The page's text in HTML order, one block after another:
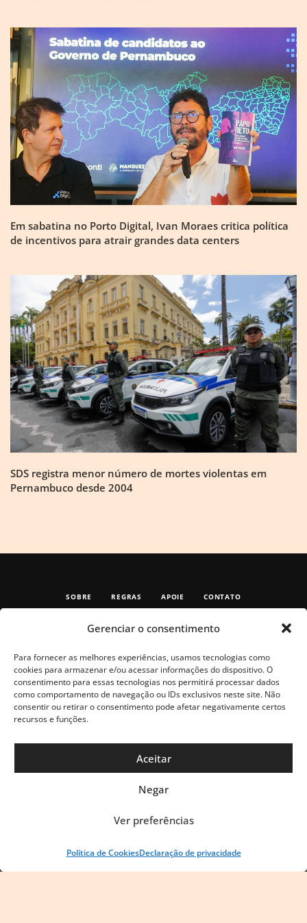
Gerenciar o consentimento
Para fornecer as melhores experiências, usamos tecnologias como
cookies para armazenar e/ou acessar informações do dispositivo. O
consentimento para essas tecnologias nos permitirá processar dados
como comportamento de navegação ou IDs exclusivos neste site. Não
consentir ou retirar o consentimento pode afetar negativamente certos
recursos e funções.
Aceitar
Negar
Ver preferências
Política de CookiesDeclaração de privacidade
Em sabatina no Porto Digital, Ivan Moraes critica política
de incentivos para atrair grandes data centers
SDS registra menor número de mortes violentas em
Pernambuco desde 2004
SOBRE REGRAS APOIE CONTATO